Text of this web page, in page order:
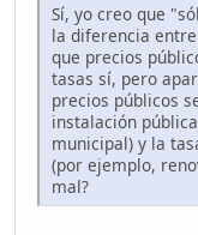
Sí, yo creo que
la diferencia
que precios
tasas sí, pero
precios públicos
instalación
municipal) y la
(por ejemplo,
mal?